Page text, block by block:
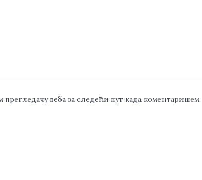
прегледачу веба за следећи пут када коментаришем.